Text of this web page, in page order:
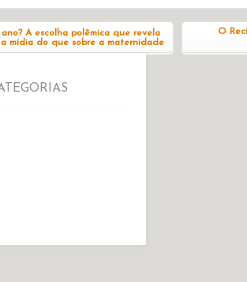
A escolha polêmica que revela
a mídia do que sobre a maternidade
O